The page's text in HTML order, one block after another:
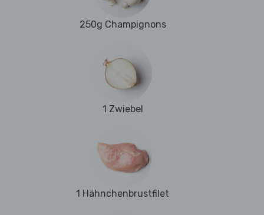
250g Champignons
1 Zwiebel
1 Hähnchenbrustfilet